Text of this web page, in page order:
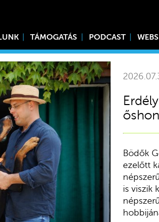
TÁMOGATÁS PODCAST
Bödők
ezelőtt
is viszik